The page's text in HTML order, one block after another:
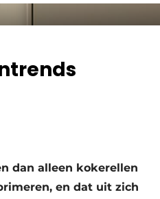
dan alleen kokerellen
en dat uit zich